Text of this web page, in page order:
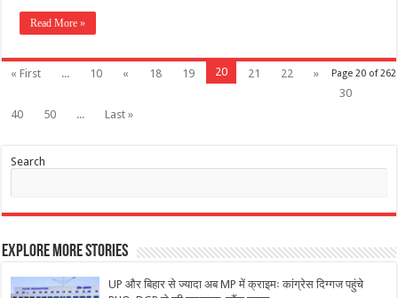
Read More »
Page 20 of 262
« First ... 10 « 18 19 20 21 22
»
30
40
50 ... Last »
Search
Explore More Stories
UP और बिहार से ज्यादा अब MP में क्राइमः कांग्रेस दिग्गज पहुंचे